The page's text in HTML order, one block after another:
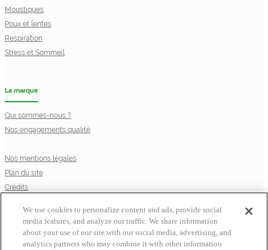
Moustiques
Poux et lentes
Respiration
Stress et Sommeil
La marque
Qui sommes-nous ?
Nos engagements qualité
Nos mentions légales
Plan du site
Crédits
Cookie List
© Laboratoire Perrigo France
We use cookies to personalize content and ads, provide social
media features, and analyze our traffic. We share information
about your use of our site with our social media, advertising, and
analytics partners who may combine it with other information